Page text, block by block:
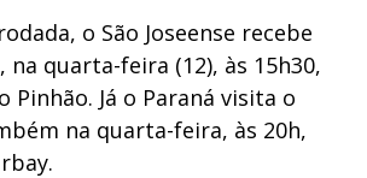
o São Joseense recebe
na quarta-feira (12), às 15h30,
Pinhão. Já o Paraná visita o
na quarta-feira, às 20h,